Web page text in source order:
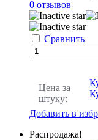
0 отзывов
Сравнить
Цена за
штуку:
Добавить в
Распродажа!